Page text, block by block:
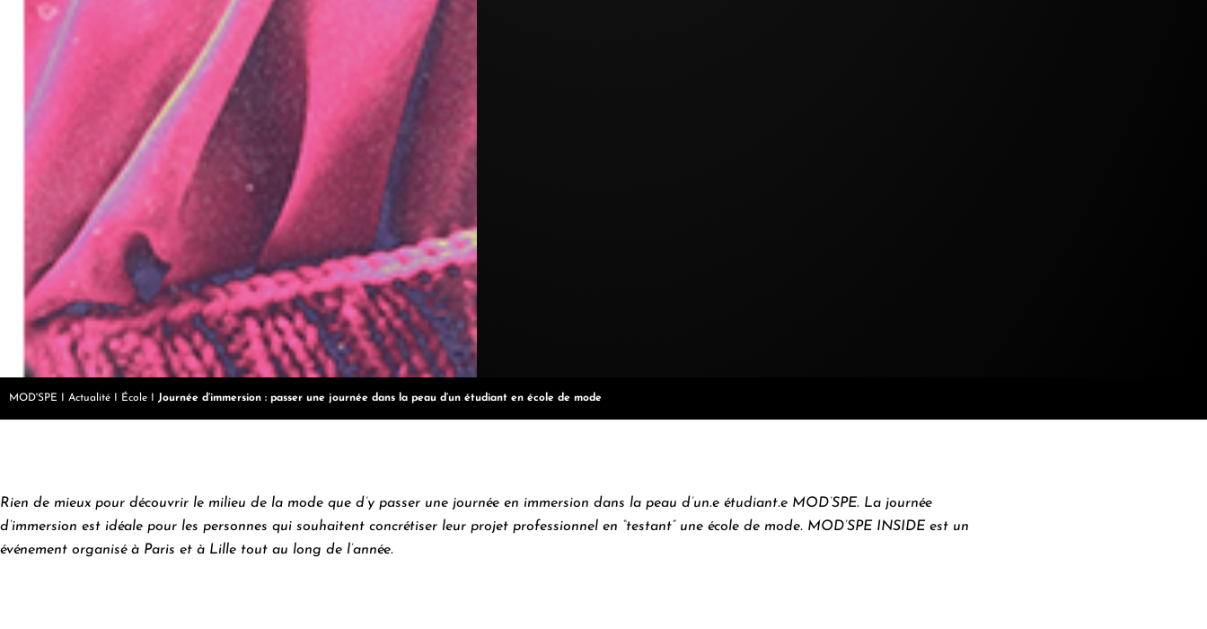
MOD'SPE Actualité École Journée d’immersion : passer une journée dans la peau d’un étudiant en école de mode
Rien de mieux pour découvrir le milieu de la mode que d’y passer une journée en immersion dans la peau d’un.e étudiant.e MOD’SPE. La journée
d’immersion est idéale pour les personnes qui souhaitent concrétiser leur projet professionnel en “testant” une école de mode. MOD’SPE INSIDE est un
événement organisé à Paris et à Lille tout au long de l’année.